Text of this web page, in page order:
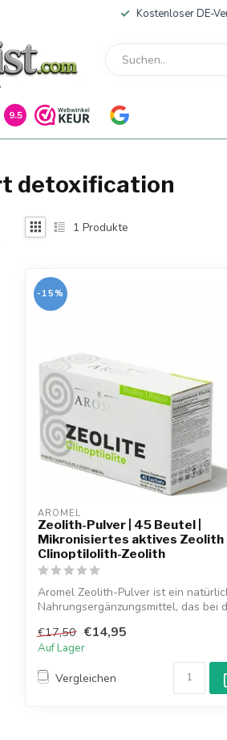
Kostenloser DE-
9.5
detoxification
1 Produkte
-15%
AROMEL
Zeolith-Pulver | 45 Beutel |
Mikronisiertes aktives Zeolith |
Clinoptilolith-Zeolith
Aromel Zeolith-Pulver ist ein
Nahrungsergänzungsmittel, das bei
€17,50 €14,95
Auf Lager
Vergleichen